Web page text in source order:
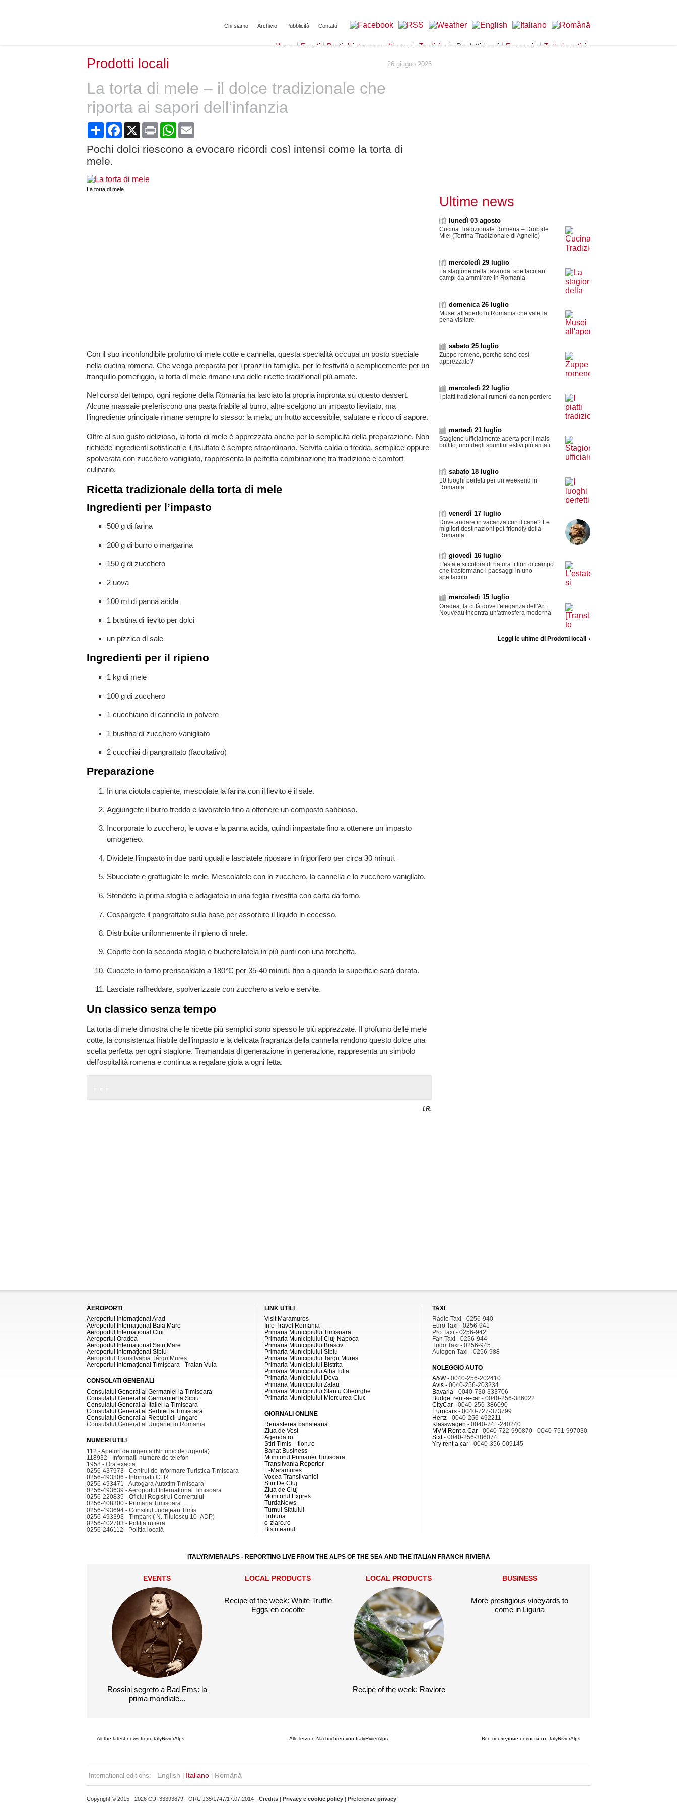
Chi siamo Archivio Pubblicità Contatti
Home Eventi Punti di interesse Itinerari Tradizioni Prodotti locali Economia Tutte le notizie
Prodotti locali 26 giugno 2026
La torta di mele – il dolce tradizionale che
riporta ai sapori dell’infanzia
ShareFacebook
X Print WhatsApp
Pochi dolci riescono a evocare ricordi così intensi come la torta di
mele.
La torta di mele
Con il suo inconfondibile profumo di mele cotte e cannella, questa specialità occupa un posto speciale
nella cucina romena. Che venga preparata per i pranzi in famiglia, per le festività o semplicemente per un
tranquillo pomeriggio, la torta di mele rimane una delle ricette tradizionali più amate.
Nel corso del tempo, ogni regione della Romania ha lasciato la propria impronta su questo dessert.
Alcune massaie preferiscono una pasta friabile al burro, altre scelgono un impasto lievitato, ma
l’ingrediente principale rimane sempre lo stesso: la mela, un frutto accessibile, salutare e ricco di sapore.
Oltre al suo gusto delizioso, la torta di mele è apprezzata anche per la semplicità della preparazione. Non
richiede ingredienti sofisticati e il risultato è sempre straordinario. Servita calda o fredda, semplice oppure
spolverata con zucchero vanigliato, rappresenta la perfetta combinazione tra tradizione e comfort
culinario.
Ricetta tradizionale della torta di mele
Ingredienti per l’impasto
500 g di farina
200 g di burro o margarina
150 g di zucchero
2 uova
100 ml di panna acida
1 bustina di lievito per dolci
un pizzico di sale
Ingredienti per il ripieno
1 kg di mele
100 g di zucchero
1 cucchiaino di cannella in polvere
1 bustina di zucchero vanigliato
2 cucchiai di pangrattato (facoltativo)
Preparazione
In una ciotola capiente, mescolate la farina con il lievito e il sale.
Aggiungete il burro freddo e lavoratelo fino a ottenere un composto sabbioso.
Incorporate lo zucchero, le uova e la panna acida, quindi impastate fino a ottenere un impasto
omogeneo.
Dividete l’impasto in due parti uguali e lasciatele riposare in frigorifero per circa 30 minuti.
Sbucciate e grattugiate le mele. Mescolatele con lo zucchero, la cannella e lo zucchero vanigliato.
Stendete la prima sfoglia e adagiatela in una teglia rivestita con carta da forno.
Cospargete il pangrattato sulla base per assorbire il liquido in eccesso.
Distribuite uniformemente il ripieno di mele.
Coprite con la seconda sfoglia e bucherellatela in più punti con una forchetta.
Cuocete in forno preriscaldato a 180°C per 35-40 minuti, fino a quando la superficie sarà dorata.
Lasciate raffreddare, spolverizzate con zucchero a velo e servite.
Un classico senza tempo
La torta di mele dimostra che le ricette più semplici sono spesso le più apprezzate. Il profumo delle mele
cotte, la consistenza friabile dell’impasto e la delicata fragranza della cannella rendono questo dolce una
scelta perfetta per ogni stagione. Tramandata di generazione in generazione, rappresenta un simbolo
dell’ospitalità romena e continua a regalare gioia a ogni fetta.
I.R.
Ultime news
lunedì 03 agosto
Cucina Tradizionale Rumena – Drob de
Miel (Terrina Tradizionale di Agnello)
mercoledì 29 luglio
La stagione della lavanda: spettacolari
campi da ammirare in Romania
domenica 26 luglio
Musei all'aperto in Romania che vale la
pena visitare
sabato 25 luglio
Zuppe romene, perché sono così
apprezzate?
mercoledì 22 luglio
I piatti tradizionali rumeni da non perdere
martedì 21 luglio
Stagione ufficialmente aperta per il mais
bollito, uno degli spuntini estivi più amati
sabato 18 luglio
10 luoghi perfetti per un weekend in
Romania
venerdì 17 luglio
Dove andare in vacanza con il cane? Le
migliori destinazioni pet-friendly della
Romania
giovedì 16 luglio
L'estate si colora di natura: i fiori di campo
che trasformano i paesaggi in uno
spettacolo
mercoledì 15 luglio
Oradea, la città dove l'eleganza dell'Art
Nouveau incontra un'atmosfera moderna
Leggi le ultime di Prodotti locali
AEROPORTI
Aeroportul Internațional Arad
Aeroportul Internațional Baia Mare
Aeroportul Internațional Cluj
Aeroportul Oradea
Aeroportul Internațional Satu Mare
Aeroportul Internațional Sibiu
Aeroportul Transilvania Târgu Mureș
Aeroportul Internațional Timișoara - Traian Vuia
CONSOLATI GENERALI
Consulatul General al Germaniei la Timisoara
Consulatul General al Germaniei la Sibiu
Consulatul General al Italiei la Timisoara
Consulatul General al Serbiei la Timisoara
Consulatul General al Republicii Ungare
Consulatul General al Ungariei in Romania
NUMERI UTILI
112 - Apeluri de urgenta (Nr. unic de urgenta)
118932 - Informatii numere de telefon
1958 - Ora exacta
0256-437973 - Centrul de Informare Turistica Timisoara
0256-493806 - Informatii CFR
0256-493471 - Autogara Autotim Timisoara
0256-493639 - Aeroportul International Timisoara
0256-220835 - Oficiul Registrul Comertului
0256-408300 - Primaria Timisoara
0256-493694 - Consiliul Judeţean Timis
0256-493393 - Timpark ( N. Titulescu 10- ADP)
0256-402703 - Politia rutiera
0256-246112 - Politia locală
LINK UTILI
Visit Maramures
Info Travel Romania
Primaria Municipiului Timisoara
Primaria Municipiului Cluj-Napoca
Primaria Municipiului Brasov
Primaria Municipiului Sibiu
Primaria Municipiului Targu Mures
Primaria Municipiului Bistrita
Primaria Municipiului Alba Iulia
Primaria Municipiului Deva
Primaria Municipiului Zalau
Primaria Municipiului Sfantu Gheorghe
Primaria Municipiului Miercurea Ciuc
GIORNALI ONLINE
Renasterea banateana
Ziua de Vest
Agenda.ro
Stiri Timis – tion.ro
Banat Business
Monitorul Primariei Timisoara
Transilvania Reporter
E-Maramures
Vocea Transilvaniei
Stiri De Cluj
Ziua de Cluj
Monitorul Expres
TurdaNews
Turnul Sfatului
Tribuna
e-ziare.ro
Bistriteanul
TAXI
Radio Taxi - 0256-940
Euro Taxi - 0256-941
Pro Taxi - 0256-942
Fan Taxi - 0256-944
Tudo Taxi - 0256-945
Autogen Taxi - 0256-988
NOLEGGIO AUTO
A&W- 0040-256-202410
Avis - 0040-256-203234
Bavaria - 0040-730-333706
Budget rent-a-car - 0040-256-386022
CityCar - 0040-256-386090
Eurocars - 0040-727-373799
Hertz - 0040-256-492211
Klasswagen - 0040-741-240240
MVM Rent a Car - 0040-722-990870 - 0040-751-997030
Sixt- 0040-256-386074
Yry rent a car - 0040-356-009145
ITALYRIVIERALPS - REPORTING LIVE FROM THE ALPS OF THE SEA AND THE ITALIAN FRANCH RIVIERA
EVENTS
Rossini segreto a Bad Ems: la
prima mondiale...
LOCAL PRODUCTS
Recipe of the week: White Truffle
Eggs en cocotte
LOCAL PRODUCTS
Recipe of the week: Raviore
BUSINESS
More prestigious vineyards to
come in Liguria
All the latest news from ItalyRivierAlps Alle letzten Nachrichten von ItalyRivierAlps Все последние новости от ItalyRivierAlps
International editions: English Italiano Română
Copyright © 2015 - 2026 CUI 33393879 - ORC J35/1747/17.07.2014 - Credits | Privacy e cookie policy | Preferenze privacy